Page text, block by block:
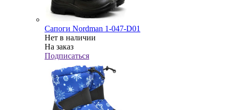
Сапоги Nordman 1-047-D01
Нет в наличии
На заказ
Подписаться